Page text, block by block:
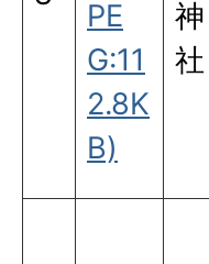
PE
G:11
2.8K
B)
神
社